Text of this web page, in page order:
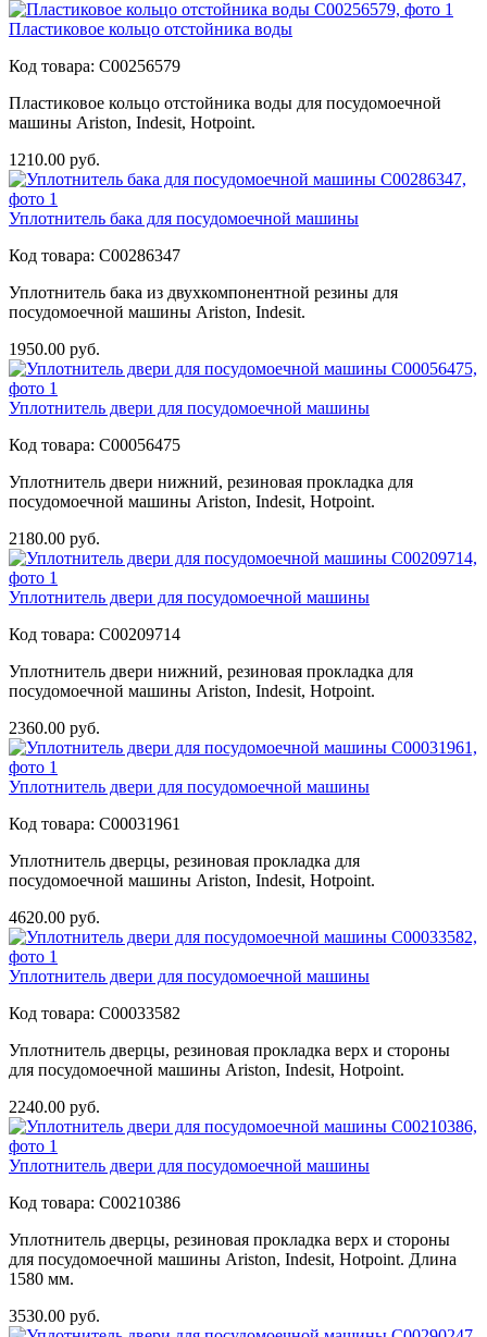
Пластиковое кольцо отстойника воды
Код товара: C00256579
Пластиковое кольцо отстойника воды для посудомоечной
машины Ariston, Indesit, Hotpoint.
1210.00 руб.
Уплотнитель бака для посудомоечной машины
Код товара: C00286347
Уплотнитель бака из двухкомпонентной резины для
посудомоечной машины Ariston, Indesit.
1950.00 руб.
Уплотнитель двери для посудомоечной машины
Код товара: C00056475
Уплотнитель двери нижний, резиновая прокладка для
посудомоечной машины Ariston, Indesit, Hotpoint.
2180.00 руб.
Уплотнитель двери для посудомоечной машины
Код товара: C00209714
Уплотнитель двери нижний, резиновая прокладка для
посудомоечной машины Ariston, Indesit, Hotpoint.
2360.00 руб.
Уплотнитель двери для посудомоечной машины
Код товара: C00031961
Уплотнитель дверцы, резиновая прокладка для
посудомоечной машины Ariston, Indesit, Hotpoint.
4620.00 руб.
Уплотнитель двери для посудомоечной машины
Код товара: C00033582
Уплотнитель дверцы, резиновая прокладка верх и стороны
для посудомоечной машины Ariston, Indesit, Hotpoint.
2240.00 руб.
Уплотнитель двери для посудомоечной машины
Код товара: C00210386
Уплотнитель дверцы, резиновая прокладка верх и стороны
для посудомоечной машины Ariston, Indesit, Hotpoint. Длина
1580 мм.
3530.00 руб.